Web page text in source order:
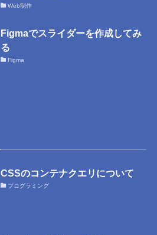
Web制作
Figmaでスライダーを作成してみ
る
Figma
CSSのコンテナクエリについて
プログラミング